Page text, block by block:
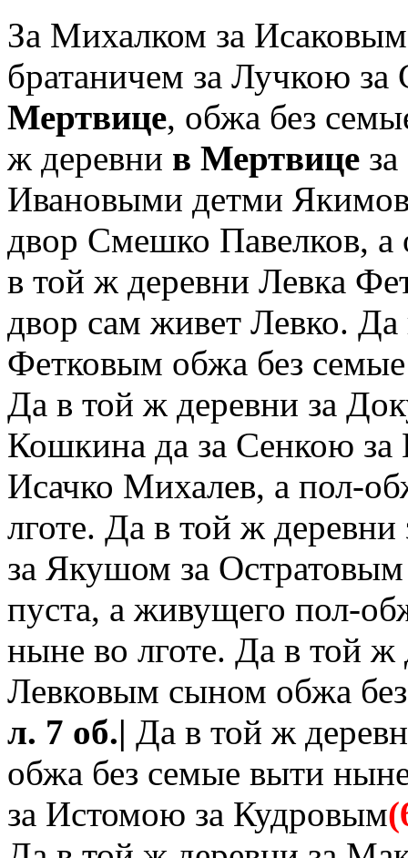
За Михалком за
братаничем за Лучкою
Мертвице, обжа без
ж деревни в Мертвице
Ивановыми детми
двор Смешко Павелков, а
в той ж деревни Левка
двор сам живет Левко.
Фетковым обжа без
Да в той ж деревни за
Кошкина да за Сенкою
Исачко Михалев, а пол-
лготе. Да в той ж
за Якушом за
пуста, а живущего пол-
ныне во лготе. Да в той ж
Левковым сыном обжа
л. 7 об.| Да в той ж
обжа без семые выти
за Истомою за Кудровым